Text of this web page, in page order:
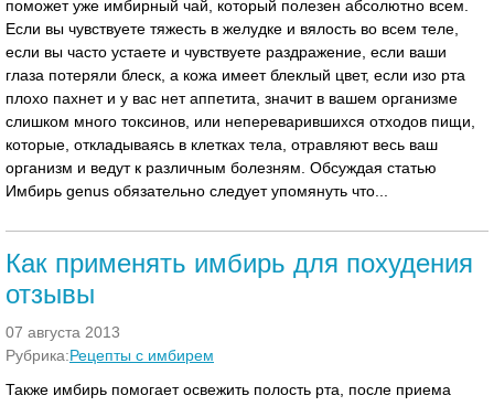
поможет уже имбирный чай, который полезен абсолютно всем.
Если вы чувствуете тяжесть в желудке и вялость во всем теле,
если вы часто устаете и чувствуете раздражение, если ваши
глаза потеряли блеск, а кожа имеет блеклый цвет, если изо рта
плохо пахнет и у вас нет аппетита, значит в вашем организме
слишком много токсинов, или непереварившихся отходов пищи,
которые, откладываясь в клетках тела, отравляют весь ваш
организм и ведут к различным болезням. Обсуждая статью
Имбирь genus обязательно следует упомянуть что...
Как применять имбирь для похудения
отзывы
07 августа 2013
Рубрика:Рецепты с имбирем
Также имбирь помогает освежить полость рта, после приема